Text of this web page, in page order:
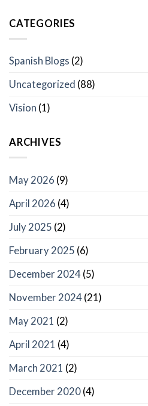
CATEGORIES
Spanish Blogs (2)
Uncategorized (88)
Vision (1)
ARCHIVES
May 2026 (9)
April 2026 (4)
July 2025 (2)
February 2025 (6)
December 2024 (5)
November 2024 (21)
May 2021 (2)
April 2021 (4)
March 2021 (2)
December 2020 (4)